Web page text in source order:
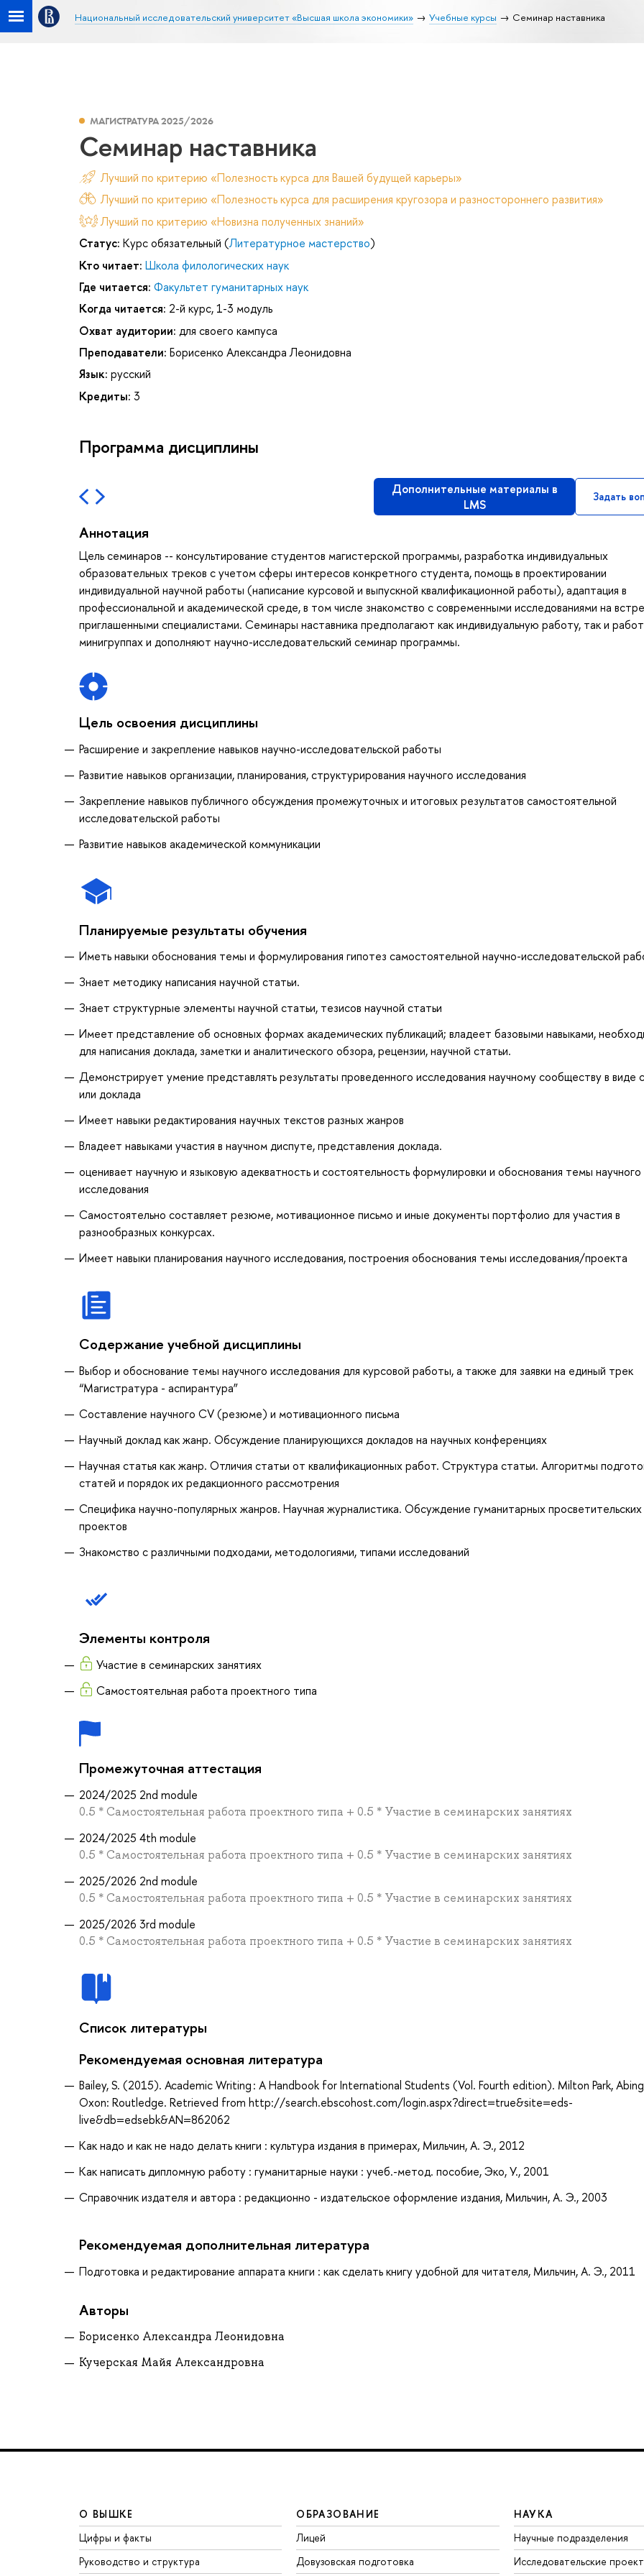
Национальный исследовательский университет «Высшая школа экономики» Учебные курсы Семинар наставника
МАГИСТРАТУРА 2025/2026
Семинар наставника
Лучший по критерию «Полезность курса для Вашей будущей карьеры»
Лучший по критерию «Полезность курса для расширения кругозора и разностороннего развития»
Лучший по критерию «Новизна полученных знаний»
Статус: Курс обязательный (Литературное мастерство)
Кто читает: Школа филологических наук
Где читается: Факультет гуманитарных наук
Когда читается: 2-й курс, 1-3 модуль
Охват аудитории: для своего кампуса
Преподаватели: Борисенко Александра Леонидовна
Язык: русский
Кредиты: 3
Программа дисциплины
Дополнительные материалы в
LMS
Задать
Аннотация
Цель семинаров -- консультирование студентов магистерской программы, разработка индивидуальных
образовательных треков с учетом сферы интересов конкретного студента, помощь в проектировании
индивидуальной научной работы (написание курсовой и выпускной квалификационной работы), адаптация в
профессиональной и академической среде, в том числе знакомство с современными исследованиями на
приглашенными специалистами. Семинары наставника предполагают как индивидуальную работу, так и
минигруппах и дополняют научно-исследовательский семинар программы.
Цель освоения дисциплины
Расширение и закрепление навыков научно-исследовательской работы
Развитие навыков организации, планирования, структурирования научного исследования
Закрепление навыков публичного обсуждения промежуточных и итоговых результатов самостоятельной
исследовательской работы
Развитие навыков академической коммуникации
Планируемые результаты обучения
Иметь навыки обоснования темы и формулирования гипотез самостоятельной научно-исследовательской
Знает методику написания научной статьи.
Знает структурные элементы научной статьи, тезисов научной статьи
Имеет представление об основных формах академических публикаций; владеет базовыми навыками,
для написания доклада, заметки и аналитического обзора, рецензии, научной статьи.
Демонстрирует умение представлять результаты проведенного исследования научному сообществу в виде
или доклада
Имеет навыки редактирования научных текстов разных жанров
Владеет навыками участия в научном диспуте, представления доклада.
оценивает научную и языковую адекватность и состоятельность формулировки и обоснования темы научного
исследования
Самостоятельно составляет резюме, мотивационное письмо и иные документы портфолио для участия в
разнообразных конкурсах.
Имеет навыки планирования научного исследования, построения обоснования темы исследования/проекта
Содержание учебной дисциплины
Выбор и обоснование темы научного исследования для курсовой работы, а также для заявки на единый трек
“Магистратура - аспирантура”
Составление научного CV (резюме) и мотивационного письма
Научный доклад как жанр. Обсуждение планирующихся докладов на научных конференциях
Научная статья как жанр. Отличия статьи от квалификационных работ. Структура статьи. Алгоритмы
статей и порядок их редакционного рассмотрения
Специфика научно-популярных жанров. Научная журналистика. Обсуждение гуманитарных просветительских
проектов
Знакомство с различными подходами, методологиями, типами исследований
Элементы контроля
Участие в семинарских занятиях
Самостоятельная работа проектного типа
Промежуточная аттестация
2024/2025 2nd module
0.5 * Самостоятельная работа проектного типа + 0.5 * Участие в семинарских занятиях
2024/2025 4th module
0.5 * Самостоятельная работа проектного типа + 0.5 * Участие в семинарских занятиях
2025/2026 2nd module
0.5 * Самостоятельная работа проектного типа + 0.5 * Участие в семинарских занятиях
2025/2026 3rd module
0.5 * Самостоятельная работа проектного типа + 0.5 * Участие в семинарских занятиях
Список литературы
Рекомендуемая основная литература
Bailey, S. (2015). Academic Writing : A Handbook for International Students (Vol. Fourth edition). Milton Park,
Oxon: Routledge. Retrieved from http://search.ebscohost.com/login.aspx?direct=true&site=eds-
live&db=edsebk&AN=862062
Как надо и как не надо делать книги : культура издания в примерах, Мильчин, А. Э., 2012
Как написать дипломную работу : гуманитарные науки : учеб.-метод. пособие, Эко, У., 2001
Справочник издателя и автора : редакционно - издательское оформление издания, Мильчин, А. Э., 2003
Рекомендуемая дополнительная литература
Подготовка и редактирование аппарата книги : как сделать книгу удобной для читателя, Мильчин, А. Э., 2011
Авторы
Борисенко Александра Леонидовна
Кучерская Майя Александровна
О ВЫШКЕ
Цифры и факты
Руководство и структура
ОБРАЗОВАНИЕ
Лицей
Довузовская подготовка
НАУКА
Научные подразделения
Исследовательские